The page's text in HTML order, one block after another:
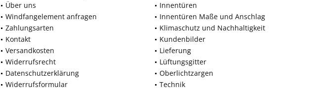
Über uns
Windfangelement anfragen
Zahlungsarten
Kontakt
Versandkosten
Widerrufsrecht
Datenschutzerklärung
Widerrufsformular
Innentüren
Innentüren Maße und Anschlag
Klimaschutz und Nachhaltigkeit
Kundenbilder
Lieferung
Lüftungsgitter
Oberlichtzargen
Technik